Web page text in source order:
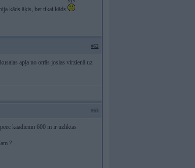
kāds āķis, bet tikai kāds
#62
apļa no otrās joslas virzienā uz
#63
kaadiemn 600 m ir uzliktas
?